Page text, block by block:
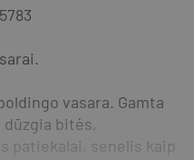
vasara. Gamta
bitės,
patiekalai, senelis kaip